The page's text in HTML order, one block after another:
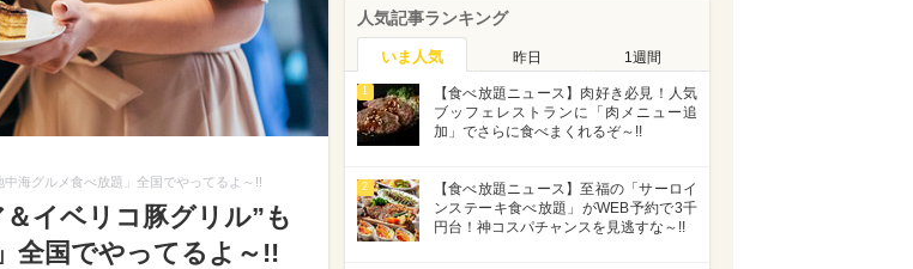
中海グルメ食べ放題」全国でやってるよ～!!
イベリコ豚グリル”も
全国でやってるよ～!!
人気記事ランキング
いま人気 昨日 1週間
1
【食べ放題ニュース】肉好き必見！人気
ブッフェレストランに「肉メニュー追
加」でさらに食べまくれるぞ～!!
2
【食べ放題ニュース】至福の「サーロイ
ンステーキ食べ放題」がWEB予約で3千
円台！神コスパチャンスを見逃すな～!!